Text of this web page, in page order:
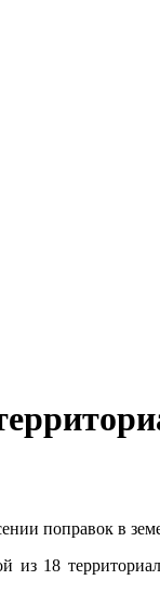
поправок в
из 18